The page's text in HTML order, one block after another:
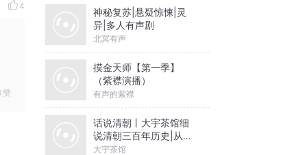
4
赞
神秘复苏|悬疑惊悚|灵
异|多人有声剧
北冥有声
摸金天师【第一季】
（紫襟演播）
有声的紫襟
话说清朝丨大宇茶馆细
说清朝三百年历史|从努
尔哈赤到末代皇帝溥仪|
大宇茶馆